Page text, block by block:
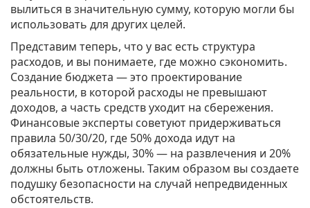
вылиться в значительную сумму, которую могли бы
использовать для других целей.
Представим теперь, что у вас есть структура
расходов, и вы понимаете, где можно сэкономить.
Создание бюджета — это проектирование
реальности, в которой расходы не превышают
доходов, а часть средств уходит на сбережения.
Финансовые эксперты советуют придерживаться
правила 50/30/20, где 50% дохода идут на
обязательные нужды, 30% — на развлечения и 20%
должны быть отложены. Таким образом вы создаете
подушку безопасности на случай непредвиденных
обстоятельств.